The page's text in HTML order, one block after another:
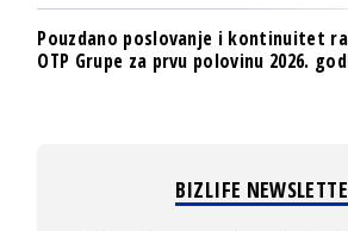
Pouzdano poslovanje i kontinuitet
OTP Grupe za prvu polovinu 2026.
BIZLIFE